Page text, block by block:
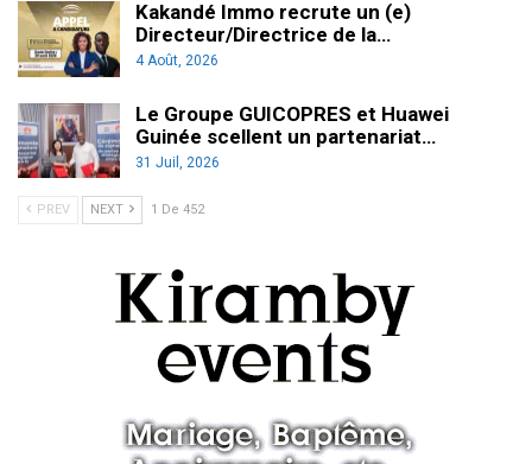
Kakandé Immo recrute un (e)
Directeur/Directrice de la…
4 Août, 2026
Le Groupe GUICOPRES et Huawei
Guinée scellent un partenariat…
31 Juil, 2026
PREV NEXT 1 De 452